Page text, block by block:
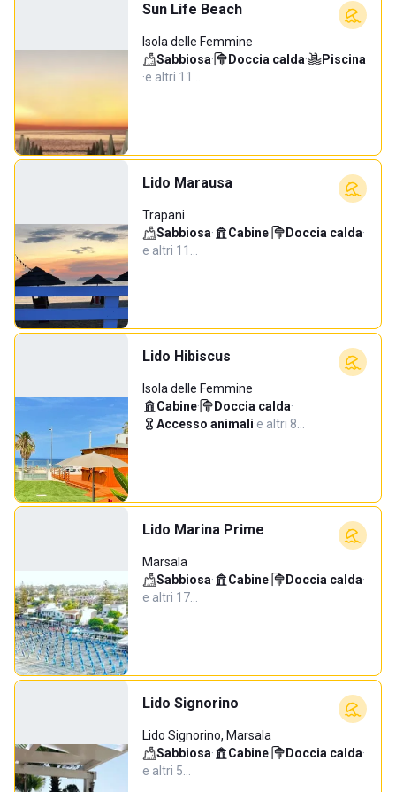
Sun Life Beach
Isola delle Femmine
Sabbiosa· Doccia calda·
Piscina
·e altri 11…
Lido Marausa
Trapani
Sabbiosa· Cabine· Doccia calda·
e altri 11…
Lido Hibiscus
Isola delle Femmine
Cabine· Doccia calda·
Accesso animali·e altri 8…
Lido Marina Prime
Marsala
Sabbiosa· Cabine· Doccia calda·
e altri 17…
Lido Signorino
Lido Signorino, Marsala
Sabbiosa· Cabine· Doccia calda·
e altri 5…